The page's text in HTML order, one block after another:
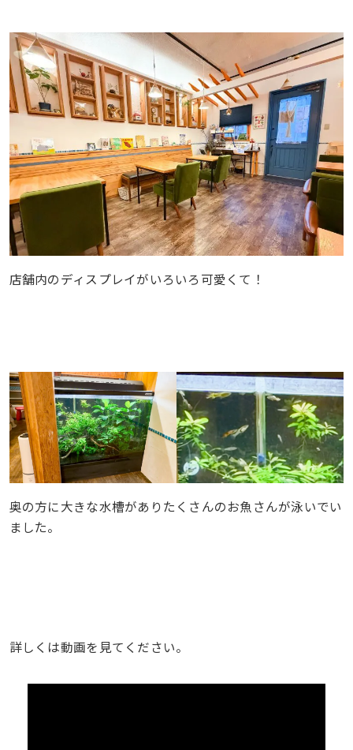
店舗内のディスプレイがいろいろ可愛くて！
奥の方に大きな水槽がありたくさんのお魚さんが泳いでい
ました。
詳しくは動画を見てください。